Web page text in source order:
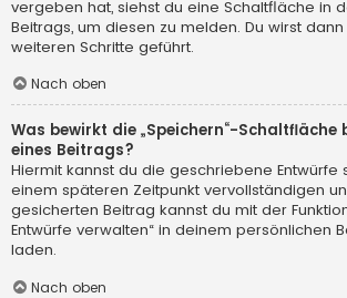
vergeben hat, siehst du eine Schaltfläche in
Beitrags, um diesen zu melden. Du wirst
weiteren Schritte geführt.
Nach oben
Was bewirkt die „Speichern“-Schaltfläche
eines Beitrags?
Hiermit kannst du die geschriebene Entwürfe
einem späteren Zeitpunkt vervollständigen
gesicherten Beitrag kannst du mit der
Entwürfe verwalten“ in deinem persönlichen
laden.
Nach oben